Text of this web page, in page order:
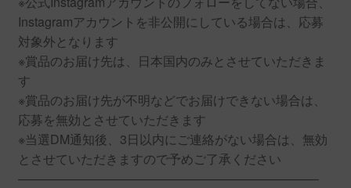
Instagramアカウントを非公開にしている場合は、応募
対象外となります
※賞品のお届け先は、日本国内のみとさせていただきま
す
※賞品のお届け先が不明などでお届けできない場合は、
応募を無効とさせていただきます
※当選DM通知後、3日以内にご連絡がない場合は、無効
とさせていただきますので予めご了承ください
————————————————————————